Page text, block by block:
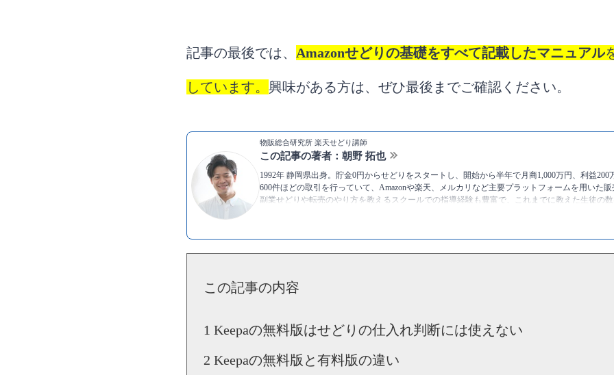
記事の最後では、 Amazonせどりの基礎をすべて記載したマニュアル
しています。 興味がある方は、ぜひ最後までご確認ください。
物販総合研究所 楽天せどり講師
この記事の著者：朝野 拓也
1992年 静岡県出身。貯金0円からせどりをスタートし、開始から半年で月商1,000万円、利益
600件ほどの取引を行っていて、Amazonや楽天、メルカリなど主要プラットフォームを用いた
副業せどりや転売のやり方を教えるスクールでの指導経験も豊富で、これまでに教えた生徒の
▶YouTube:朝野拓也 [物販総合研究所]
この記事の内容
Keepaの無料版はせどりの仕入れ判断には使えない
Keepaの無料版と有料版の違い